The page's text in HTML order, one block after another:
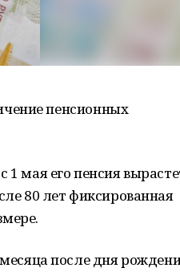
пенсионных
1 мая его пенсия
80 лет фиксированная
после дня